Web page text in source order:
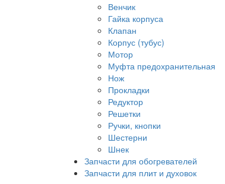
Венчик
Гайка корпуса
Клапан
Корпус (тубус)
Мотор
Муфта предохранительная
Нож
Прокладки
Редуктор
Решетки
Ручки, кнопки
Шестерни
Шнек
Запчасти для обогревателей
Запчасти для плит и духовок